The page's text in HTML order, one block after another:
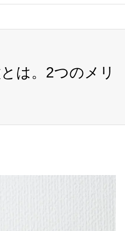
は。2つのメリ